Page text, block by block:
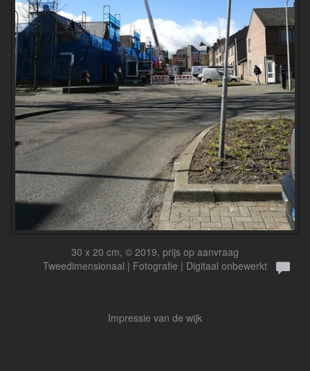
30 x 20 cm, © 2019, prijs op aanvraag
Tweedimensionaal | Fotografie | Digitaal onbewerkt
Impressie van de wijk